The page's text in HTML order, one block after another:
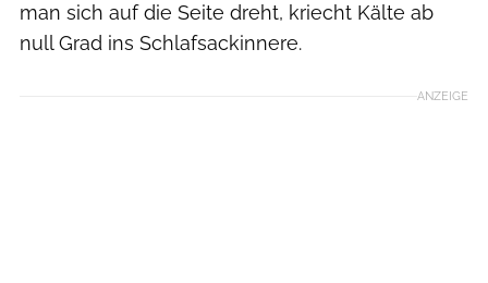
man sich auf die Seite dreht, kriecht Kälte ab
null Grad ins Schlafsackinnere.
ANZEIGE